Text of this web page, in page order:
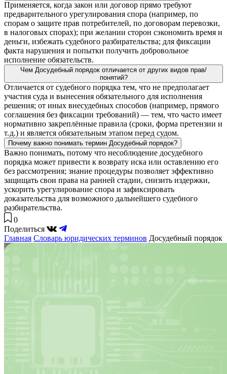
Применяется, когда закон или договор прямо требуют
предварительного урегулирования спора (например, по
спорам о защите прав потребителей, по договорам перевозки,
в налоговых спорах); при желании сторон сэкономить время и
деньги, избежать судебного разбирательства; для фиксации
факта нарушения и попытки получить добровольное
исполнение обязательств.
Чем Досудебный порядок отличается от других видов прав/
понятий?
Отличается от судебного порядка тем, что не предполагает
участия суда и вынесения обязательного для исполнения
решения; от иных внесудебных способов (например, прямого
соглашения без фиксации требований) — тем, что часто имеет
нормативно закреплённые правила (сроки, форма претензии и
т. д.) и является обязательным этапом перед судом.
Почему важно понимать термин Досудебный порядок?
Важно понимать, потому что несоблюдение досудебного
порядка может привести к возврату иска или оставлению его
без рассмотрения; знание процедуры позволяет эффективно
защищать свои права на ранней стадии, снизить издержки,
ускорить урегулирование спора и зафиксировать
доказательства для возможного дальнейшего судебного
разбирательства.
0
Поделиться
Главная Словарь юридических терминов Досудебный порядок